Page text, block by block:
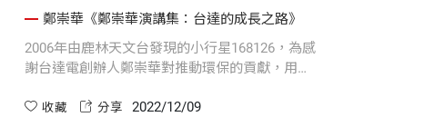
鄭崇華《鄭崇華演講集：台達的成長之路》
2006年由鹿林天文台發現的小行星168126，為感
謝台達電創辦人鄭崇華對推動環保的貢獻，用其
《鄭崇華演講集》收錄歷年精采講稿，都是他在
收藏 分享 2022/12/09